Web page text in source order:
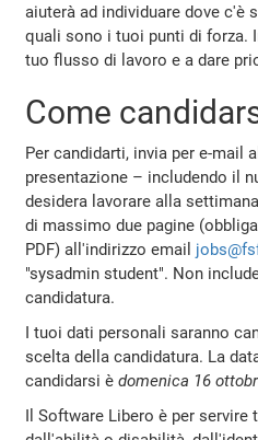
aiuterà ad individuare dove c'è
quali sono i tuoi punti di forza.
tuo flusso di lavoro e a dare
Come
Per candidarti, invia per e-mail
presentazione – includendo il
desidera lavorare alla
di massimo due pagine
PDF) all'indirizzo email
"sysadmin student". Non
candidatura.
I tuoi dati personali saranno
scelta della candidatura. La
candidarsi èdomenica 16
Il Software Libero è per servire